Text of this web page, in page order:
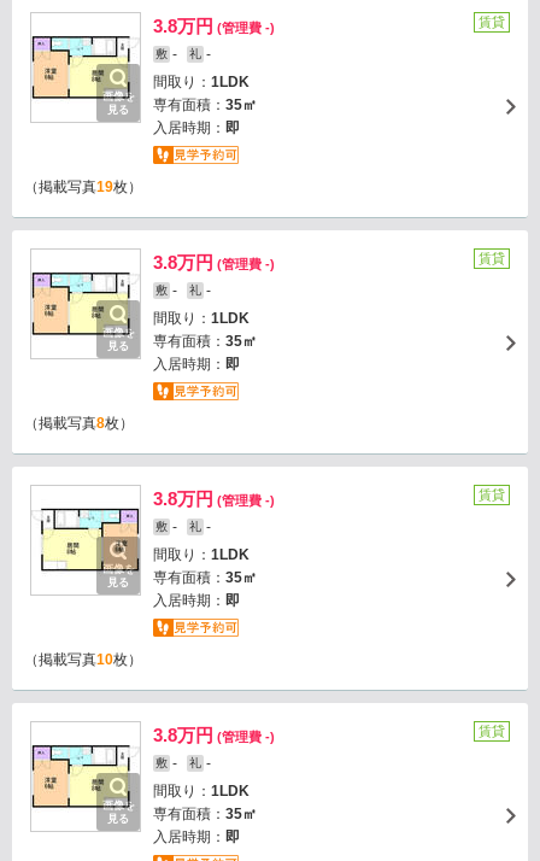
画像を
見る
3.8万円 (管理費 -)
敷 - 礼 -
間取り： 1LDK
専有面積： 35㎡
入居時期： 即
賃貸
（掲載写真19枚）
画像を
見る
3.8万円 (管理費 -)
敷 - 礼 -
間取り： 1LDK
専有面積： 35㎡
入居時期： 即
賃貸
（掲載写真8枚）
画像を
見る
3.8万円 (管理費 -)
敷 - 礼 -
間取り： 1LDK
専有面積： 35㎡
入居時期： 即
賃貸
（掲載写真10枚）
画像を
見る
3.8万円 (管理費 -)
敷 - 礼 -
間取り： 1LDK
専有面積： 35㎡
入居時期： 即
賃貸